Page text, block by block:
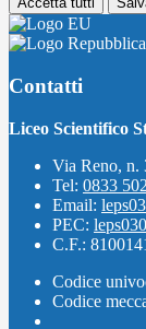
Contatti
Liceo Scientifico
Via Reno, n.
Tel: 0833
Email:
PEC:
C.F.:
Codice
Codice